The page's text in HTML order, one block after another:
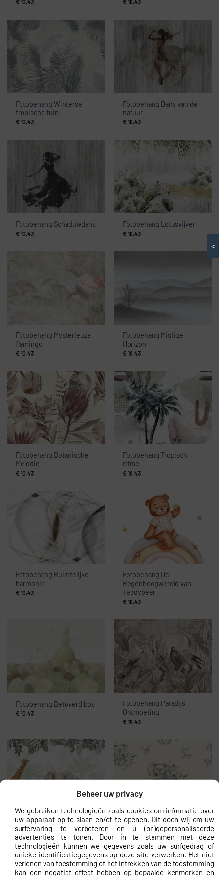
Beheer uw privacy
We gebruiken technologieën zoals cookies om informatie over
uw apparaat op te slaan en/of te openen. Dit doen wij om uw
surfervaring te verbeteren en u (on)gepersonaliseerde
advertenties te tonen. Door in te stemmen met deze
technologieën kunnen we gegevens zoals uw surfgedrag of
unieke identificatiegegevens op deze site verwerken. Het niet
verlenen van toestemming of het intrekken van de toestemming
kan een negatief effect hebben op bepaalde kenmerken en
€ 10.43 € 10.43
Fotobehang Winterse
tropische tuin
€ 10.43
Fotobehang Dans van de
natuur
€ 10.43
Fotobehang Schaduwdans
€ 10.43
Fotobehang Lotusvijver
€ 10.43
Fotobehang Mysterieuze
flamingo
€ 10.43
Fotobehang Mistige
Horizon
€ 10.43
Fotobehang Botanische
Melodie
€ 10.43
Fotobehang Tropisch
ritme
€ 10.43
Fotobehang Ruimtelijke
harmonie
€ 10.43
Fotobehang De
Regenboogwereld van
Teddybeer
€ 10.43
Fotobehang Betoverd bos
€ 10.43
Fotobehang Paradijs
Ontmoeting
€ 10.43
Fotobehang Tropische
safari
€10.43
Fotobehang Droom van
eucalyptus
€ 10.43
<